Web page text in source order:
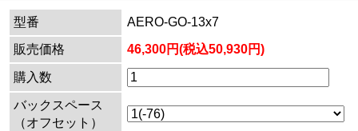
型番
AERO-GO-13x7
販売価格
46,300円(税込50,930円)
購入数
バックスペース
（オフセット）